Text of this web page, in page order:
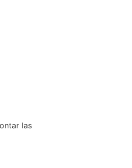
las